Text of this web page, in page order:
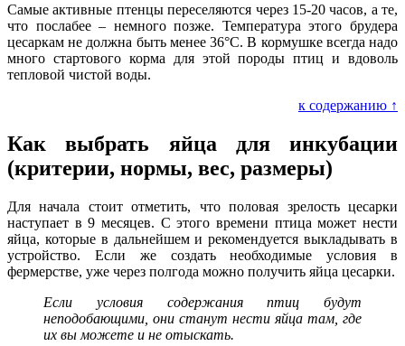
Самые активные птенцы переселяются через 15-20 часов, а те,
что послабее – немного позже. Температура этого брудера
цесаркам не должна быть менее 36°С. В кормушке всегда надо
много стартового корма для этой породы птиц и вдоволь
тепловой чистой воды.
к содержанию ↑
Как выбрать яйца для инкубации
(критерии, нормы, вес, размеры)
Для начала стоит отметить, что половая зрелость цесарки
наступает в 9 месяцев. С этого времени птица может нести
яйца, которые в дальнейшем и рекомендуется выкладывать в
устройство. Если же создать необходимые условия в
фермерстве, уже через полгода можно получить яйца цесарки.
Если условия содержания птиц будут
неподобающими, они станут нести яйца там, где
их вы можете и не отыскать.